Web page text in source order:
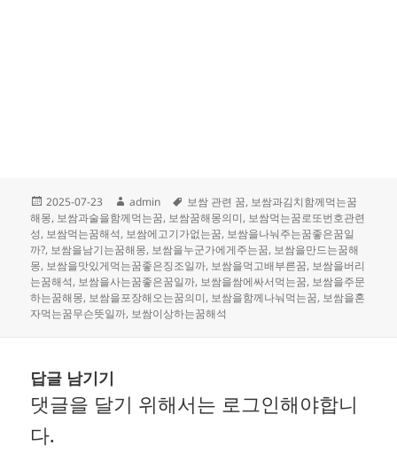
작
성
일
자
2025-07-23
글
쓴
이
admin
태
그
보쌈 관련 꿈, 보쌈과김치함께먹는꿈
해몽, 보쌈과술을함께먹는꿈, 보쌈꿈해몽의미, 보쌈먹는꿈로또번호관련
성, 보쌈먹는꿈해석, 보쌈에고기가없는꿈, 보쌈을나눠주는꿈좋은꿈일
까?, 보쌈을남기는꿈해몽, 보쌈을누군가에게주는꿈, 보쌈을만드는꿈해
몽, 보쌈을맛있게먹는꿈좋은징조일까, 보쌈을먹고배부른꿈, 보쌈을버리
는꿈해석, 보쌈을사는꿈좋은꿈일까, 보쌈을쌈에싸서먹는꿈, 보쌈을주문
하는꿈해몽, 보쌈을포장해오는꿈의미, 보쌈을함께나눠먹는꿈, 보쌈을혼
자먹는꿈무슨뜻일까, 보쌈이상하는꿈해석
답글 남기기
댓글을 달기 위해서는 로그인해야합니
다.